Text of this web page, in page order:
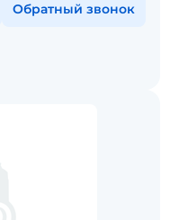
Обратный звонок